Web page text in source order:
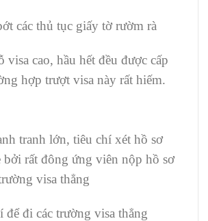
các thủ tục giấy tờ rườm rà
visa cao, hầu hết đều được cấp
hợp trượt visa này rất hiếm.
tranh lớn, tiêu chí xét hồ sơ
bởi rất đông ứng viên nộp hồ sơ
visa thẳng
để đi các trường visa thẳng